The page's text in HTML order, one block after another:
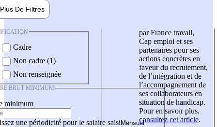
Plus De Filtres
Cadre
Non cadre (1)
Non renseignée
BRUT MINIMUM
minimum
une périodicité pour le salaire saisi
par France travail,
Cap emploi et ses
partenaires pour ses
actions concrètes en
faveur du recrutement,
de l’intégration et de
l’accompagnement de
ses collaborateurs en
situation de handicap.
Pour en savoir plus,
consultez cet article.